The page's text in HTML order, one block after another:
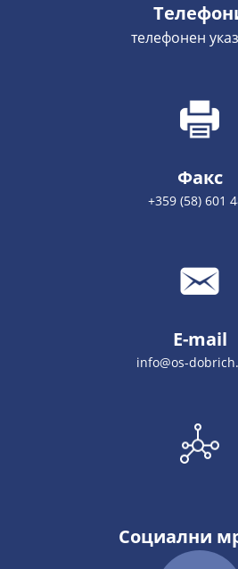
телефонен
Факс
+359 (58) 601
E-mail
info@os-
Социални